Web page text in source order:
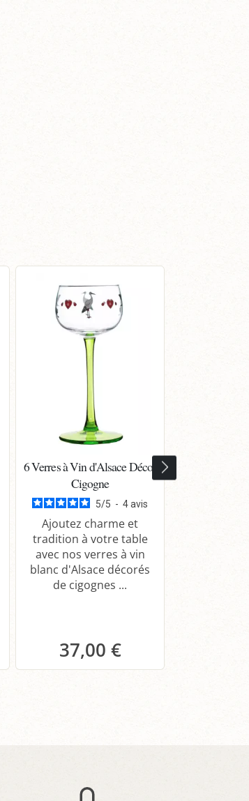
6 Verres à Vin d'Alsace Décor
Cigogne
5/5 - 4avis
Ajoutez charme et
tradition à votre table
avec nos verres à vin
blanc d'Alsace décorés
de cigognes ...
37,00 €